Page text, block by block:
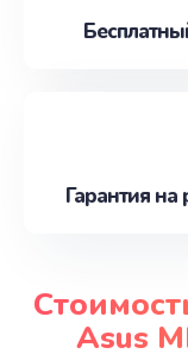
Гарантия на
Asus